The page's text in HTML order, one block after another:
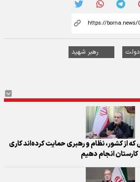
دولت
رهبر شهید
پزشکیان: باید برای مردمی که از کشور، نظام و رهبری حمایت کرده‌‎اند کاری
کارستان انجام دهیم